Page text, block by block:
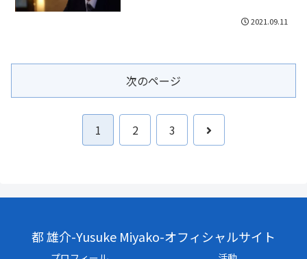
2021.09.11
次のページ
1 2 3
次
都 雄介-Yusuke Miyako-オフィシャルサイト